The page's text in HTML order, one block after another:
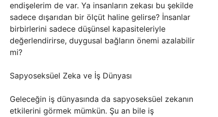
endişelerim de var. Ya insanların zekası bu şekilde
sadece dışarıdan bir ölçüt haline gelirse? İnsanlar
birbirlerini sadece düşünsel kapasiteleriyle
değerlendirirse, duygusal bağların önemi azalabilir
mi?
Sapyoseksüel Zeka ve İş Dünyası
Geleceğin iş dünyasında da sapyoseksüel zekanın
etkilerini görmek mümkün. Şu an bile iş